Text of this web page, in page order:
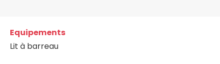
Equipements
Lit à barreau